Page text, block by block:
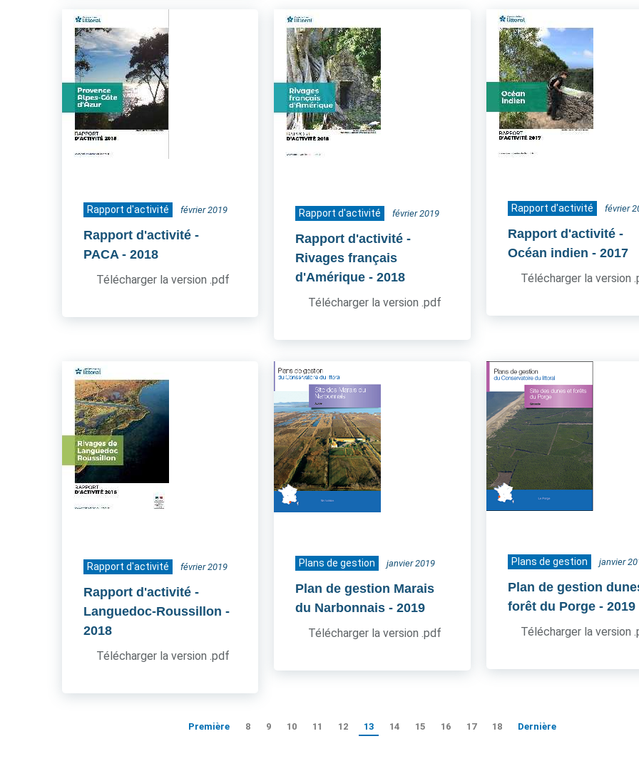
Rapport d'activité février 2019
Rapport d'activité -
PACA - 2018
Télécharger la version .pdf
Rapport d'activité février 2019
Rapport d'activité -
Rivages français
d'Amérique - 2018
Télécharger la version .pdf
Rapport d'activité février
Rapport d'activité -
Océan indien - 2017
Télécharger la version
Rapport d'activité février 2019
Rapport d'activité -
Languedoc-Roussillon -
2018
Télécharger la version .pdf
Plans de gestion janvier 2019
Plan de gestion Marais
du Narbonnais - 2019
Télécharger la version .pdf
Plans de gestion janvier
Plan de gestion
forêt du Porge - 2019
Télécharger la version
Première 8 9 10 11 12 13 14 15 16 17 18 Dernière